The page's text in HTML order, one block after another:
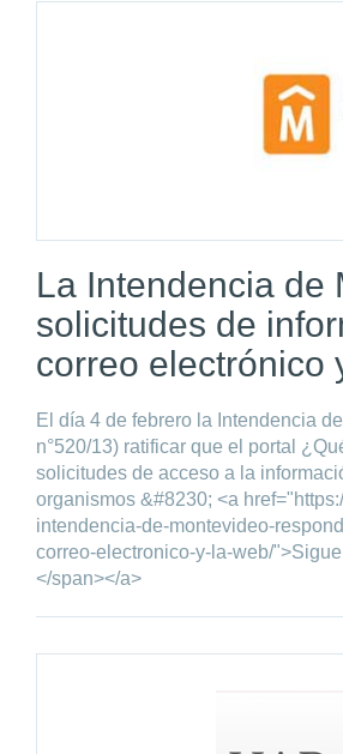
La Intendencia de
solicitudes de
correo electrónico
El día 4 de febrero la Intendencia
n°520/13) ratificar que el portal
solicitudes de acceso a la
organismos &#8230; <a
intendencia-de-montevideo-
correo-electronico-y-la-web/
</span></a>